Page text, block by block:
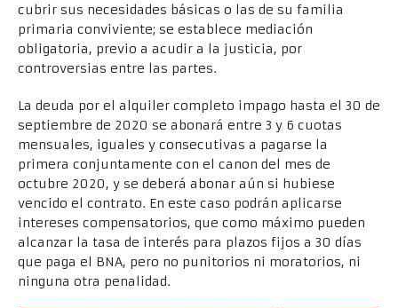
cubrir sus necesidades básicas o las de su familia
primaria conviviente; se establece mediación
obligatoria, previo a acudir a la justicia, por
controversias entre las partes.
La deuda por el alquiler completo impago hasta el 30 de
septiembre de 2020 se abonará entre 3 y 6 cuotas
mensuales, iguales y consecutivas a pagarse la
primera conjuntamente con el canon del mes de
octubre 2020, y se deberá abonar aún si hubiese
vencido el contrato. En este caso podrán aplicarse
intereses compensatorios, que como máximo pueden
alcanzar la tasa de interés para plazos fijos a 30 días
que paga el BNA, pero no punitorios ni moratorios, ni
ninguna otra penalidad.